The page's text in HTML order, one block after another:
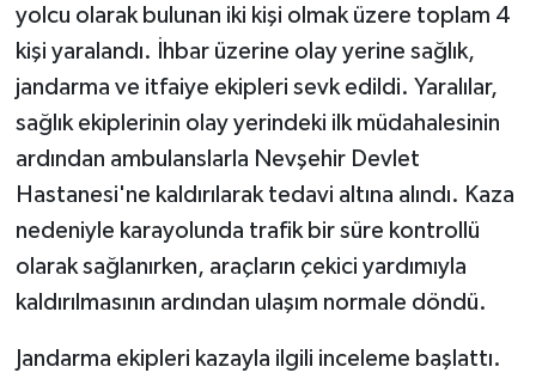
yolcu olarak bulunan iki kişi olmak üzere toplam 4
kişi yaralandı. İhbar üzerine olay yerine sağlık,
jandarma ve itfaiye ekipleri sevk edildi. Yaralılar,
sağlık ekiplerinin olay yerindeki ilk müdahalesinin
ardından ambulanslarla Nevşehir Devlet
Hastanesi'ne kaldırılarak tedavi altına alındı. Kaza
nedeniyle karayolunda trafik bir süre kontrollü
olarak sağlanırken, araçların çekici yardımıyla
kaldırılmasının ardından ulaşım normale döndü.
Jandarma ekipleri kazayla ilgili inceleme başlattı.